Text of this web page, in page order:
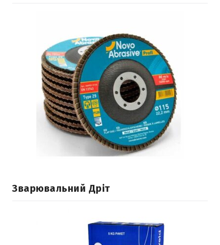
Зварювальний Дріт